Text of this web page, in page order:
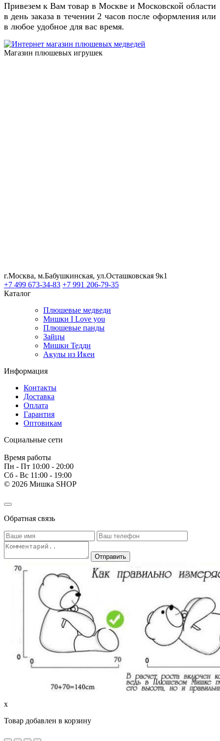
Привезем к Вам товар в Москве и Московской области
в день заказа в течении 2 часов после оформления или
в любое удобное для вас время.
Магазин плюшевых игрушек
г.Москва, м.Бабушкинская, ул.Осташковская 9к1
+7 499 673-34-83 +7 991 206-79-35
Каталог
Плюшевые медведи
Мишки I Love you
Плюшевые панды
Зайцы
Мишки Тедди
Акулы из Икеи
Информация
Контакты
Доставка
Оплата
Гарантия
Оптовикам
Социальные сети
Время работы
Пн - Пт 10:00 - 20:00
Сб - Вс 11:00 - 19:00
© 2026 Мишка SHOP
Обратная связь
x
Товар добавлен в корзину